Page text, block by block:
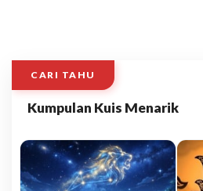
CARI TAHU
Kumpulan Kuis Menarik